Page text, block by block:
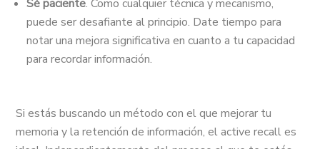
Sé paciente. Como cualquier técnica y mecanismo,
puede ser desafiante al principio. Date tiempo para
notar una mejora significativa en cuanto a tu capacidad
para recordar información.
Si estás buscando un método con el que mejorar tu
memoria y la retención de información, el active recall es